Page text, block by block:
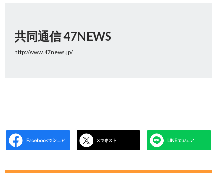
共同通信 47NEWS
http://www.47news.jp/